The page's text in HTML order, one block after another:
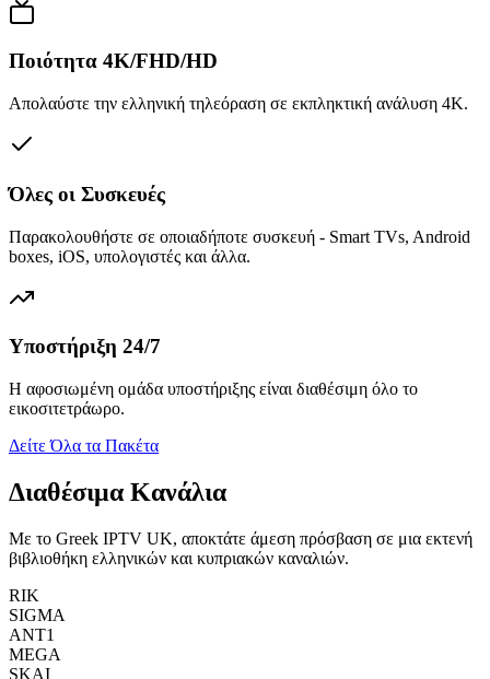
Ποιότητα 4K/FHD/HD
Απολαύστε την ελληνική τηλεόραση σε εκπληκτική ανάλυση 4K.
Όλες οι Συσκευές
Παρακολουθήστε σε οποιαδήποτε συσκευή - Smart TVs, Android
boxes, iOS, υπολογιστές και άλλα.
Υποστήριξη 24/7
Η αφοσιωμένη ομάδα υποστήριξης είναι διαθέσιμη όλο το
εικοσιτετράωρο.
Δείτε Όλα τα Πακέτα
Διαθέσιμα Κανάλια
Με το Greek IPTV UK, αποκτάτε άμεση πρόσβαση σε μια εκτενή
βιβλιοθήκη ελληνικών και κυπριακών καναλιών.
RIK
SIGMA
ANT1
MEGA
SKAI